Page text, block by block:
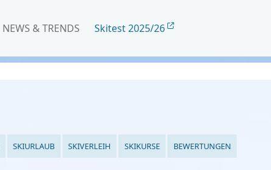
NEWS & TRENDS Skitest 2025/26
SKIURLAUB SKIVERLEIH SKIKURSE BEWERTUNGEN